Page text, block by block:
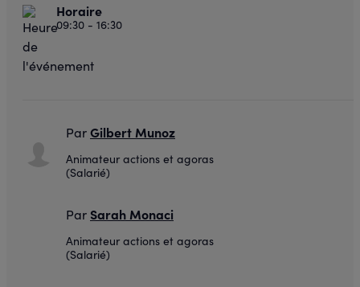
Horaire
09:30 - 16:30
ParGilbert Munoz
Animateur actions et agoras
(Salarié)
Par Sarah Monaci
Animateur actions et agoras
(Salarié)